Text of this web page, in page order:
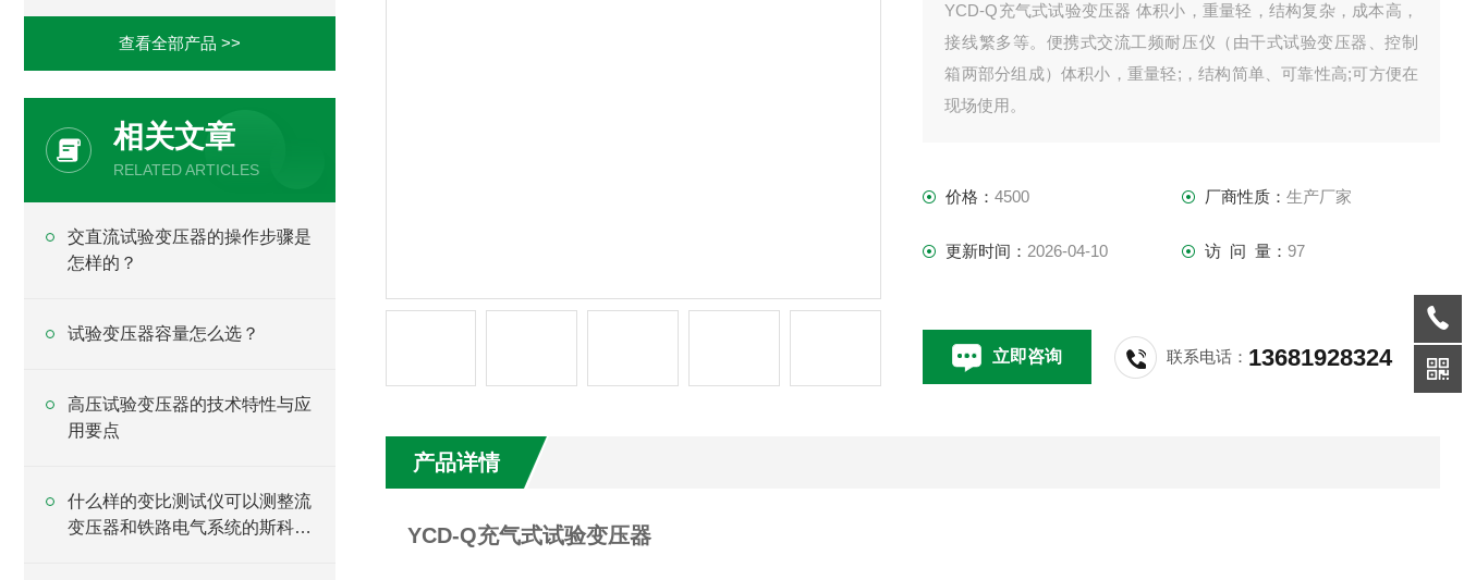
查看全部产品 >>
相关文章
RELATED ARTICLES
交直流试验变压器的操作步骤是
怎样的？
试验变压器容量怎么选？
高压试验变压器的技术特性与应
用要点
什么样的变比测试仪可以测整流
变压器和铁路电气系统的斯科特
YCD-Q充气式试验变压器 体积小，重量轻，结构复杂，成本高，
接线繁多等。便携式交流工频耐压仪（由干式试验变压器、控制
箱两部分组成）体积小，重量轻;，结构简单、可靠性高;可方便在
现场使用。
价格：4500 厂商性质： 生产厂家
更新时间： 2026-04-10 访 问 量： 97
立即咨询 联系电话： 13681928324
产品详情
YCD-Q充气式试验变压器